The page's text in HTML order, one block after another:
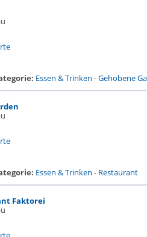
Essen & Trinken -Gehobene
Essen & Trinken - Restaurant
Faktorei